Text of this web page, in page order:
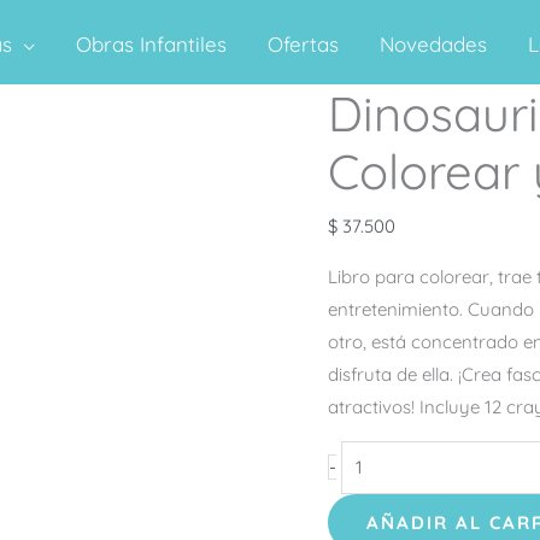
Obras Infantiles Ofertas Novedades
Colorear
$ 37.500
Libro para colorear, trae
entretenimiento.
otro, está concentrado
disfruta de ella. ¡Crea
atractivos! Incluye 12
-
Dinosaurios
–
Libro
para
Colorear
Actividades
AÑADIR AL